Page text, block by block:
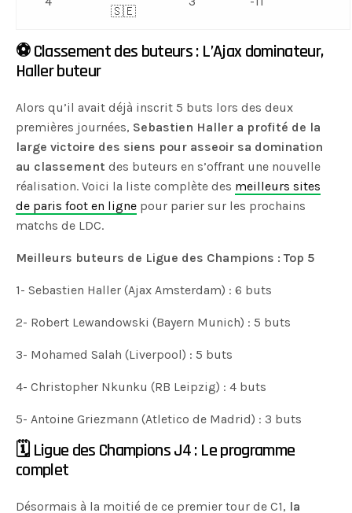
🇸🇪
⚽️ Classement des buteurs : L’Ajax dominateur,
Haller buteur
Alors qu’il avait déjà inscrit 5 buts lors des deux
premières journées, Sebastien Haller a profité de la
large victoire des siens pour asseoir sa domination
au classement des buteurs en s’offrant une nouvelle
réalisation. Voici la liste complète des meilleurs sites
de paris foot en ligne pour parier sur les prochains
matchs de LDC.
Meilleurs buteurs de Ligue des Champions : Top 5
1- Sebastien Haller (Ajax Amsterdam) : 6 buts
2- Robert Lewandowski (Bayern Munich) : 5 buts
3- Mohamed Salah (Liverpool) : 5 buts
4- Christopher Nkunku (RB Leipzig) : 4 buts
5- Antoine Griezmann (Atletico de Madrid) : 3 buts
🗓 Ligue des Champions J4 : Le programme
complet
Désormais à la moitié de ce premier tour de C1, la